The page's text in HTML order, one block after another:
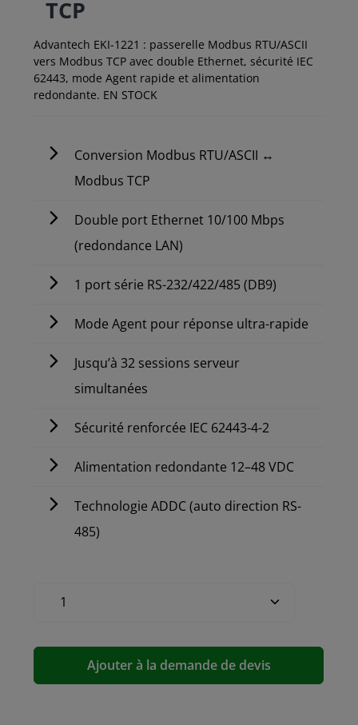
TCP
Advantech EKI-1221 : passerelle Modbus RTU/ASCII
vers Modbus TCP avec double Ethernet, sécurité IEC
62443, mode Agent rapide et alimentation
redondante. EN STOCK
Conversion Modbus RTU/ASCII ↔
Modbus TCP
Double port Ethernet 10/100 Mbps
(redondance LAN)
1 port série RS-232/422/485 (DB9)
Mode Agent pour réponse ultra-rapide
Jusqu’à 32 sessions serveur
simultanées
Sécurité renforcée IEC 62443-4-2
Alimentation redondante 12–48 VDC
Technologie ADDC (auto direction RS-
485)
Ajouter à la demande de devis